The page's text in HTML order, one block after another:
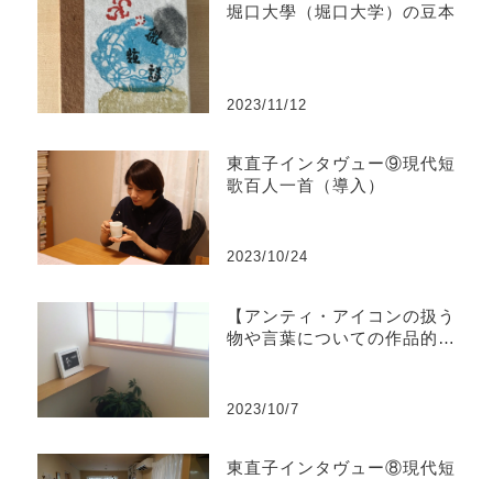
堀口大學（堀口大学）の豆本
2023/11/12
東直子インタヴュー⑨現代短
歌百人一首（導入）
2023/10/24
【アンティ・アイコンの扱う
物や言葉についての作品的条
2023/10/7
東直子インタヴュー⑧現代短